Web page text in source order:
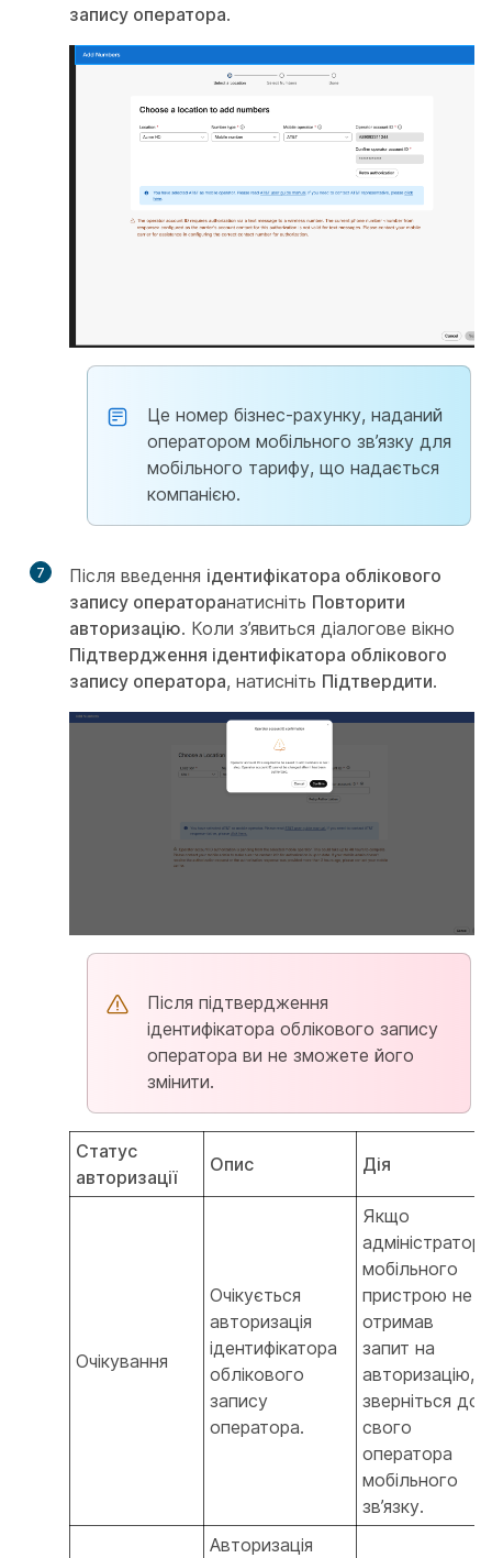
запису оператора.
Це номер бізнес-рахунку, наданий
оператором мобільного зв’язку для
мобільного тарифу, що надається
компанією.
7 Після введення ідентифікатора облікового
запису операторанатисніть Повторити
авторизацію. Коли з’явиться діалогове вікно
Підтвердження ідентифікатора облікового
запису оператора, натисніть Підтвердити.
Після підтвердження
ідентифікатора облікового запису
оператора ви не зможете його
змінити.
Статус
авторизації
Опис Дія
Очікування
Очікується
авторизація
ідентифікатора
облікового
запису
оператора.
Якщо
адміністратор
мобільного
пристрою не
отримав
запит на
авторизацію,
зверніться до
свого
оператора
мобільного
зв’язку.
Авторизація